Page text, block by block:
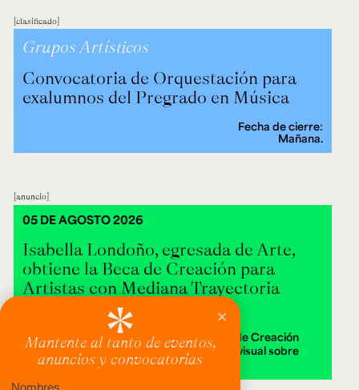
clasificado
Grupos Artísticos
Convocatoria de Orquestación para
exalumnos del Pregrado en Música
Fecha de cierre:
Mañana.
anuncio
Isabella Londoño, egresada de Arte,
obtiene la Beca de Creación para
Artistas con Mediana Trayectoria
Alejandra Isabella Londoño ganó la Beca de Creación
2026 con Destierra, una instalación audiovisual sobre
memoria y territorio.
05 DE AGOSTO 2026